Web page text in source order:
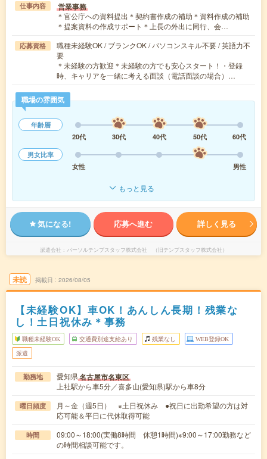
仕事内容 営業事務
＊官公庁への資料提出＊契約書作成の補助＊資料作成の補助
＊提案資料の作成サポート＊上長の外出に同行、会…
応募資格
職種未経験OK / ブランクOK / パソコンスキル不要 / 英語力不
要
＊未経験の方歓迎＊未経験の方でも安心スタート！・登録
時、キャリアを一緒に考える面談（電話面談の場合）…
職場の雰囲気
年齢層
20代
30代 40代 50代
60代
男女比率
女性
男性
もっと見る
気になる! 応募へ進む 詳しく見る
派遣会社 パーソルテンプスタッフ株式会社 （旧テンプスタッフ株式会社）
未読 掲載日 2026/08/05
【未経験OK】車OK！あんしん長期！残業な
し！土日祝休み＊事務
職種未経験OK 交通費別途支給あり 残業なし WEB登録OK
派遣
勤務地 愛知県名古屋市名東区
上社駅から車5分／喜多山(愛知県)駅から車8分
曜日頻度
月～金（週5日） ※土日祝休み ●祝日に出勤希望の方は対
応可能＆平日に代休取得可能
時間
09:00～18:00(実働8時間 休憩1時間)※9:00～17:00勤務など
の時間相談可能です。